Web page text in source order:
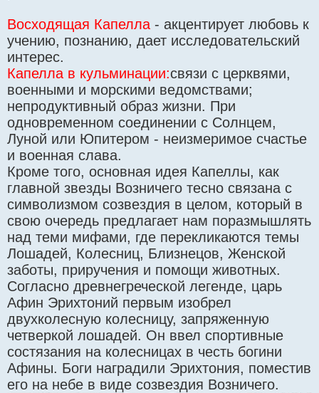
Восходящая Капелла - акцентирует любовь к
учению, познанию, дает исследовательский
интерес.
Капелла в кульминации:связи с церквями,
военными и морскими ведомствами;
непродуктивный образ жизни. При
одновременном соединении с Солнцем,
Луной или Юпитером - неизмеримое счастье
и военная слава.
Кроме того, основная идея Капеллы, как
главной звезды Возничего тесно связана с
символизмом созвездия в целом, который в
свою очередь предлагает нам поразмышлять
над теми мифами, где перекликаются темы
Лошадей, Колесниц, Близнецов, Женской
заботы, приручения и помощи животных.
Согласно древнегреческой легенде, царь
Афин Эрихтоний первым изобрел
двухколесную колесницу, запряженную
четверкой лошадей. Он ввел спортивные
состязания на колесницах в честь богини
Афины. Боги наградили Эрихтония, поместив
его на небе в виде созвездия Возничего.